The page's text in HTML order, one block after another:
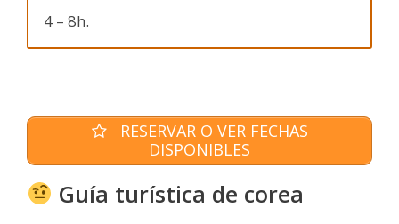
4 – 8h.
RESERVAR O VER FECHAS
DISPONIBLES
Guía turística de corea